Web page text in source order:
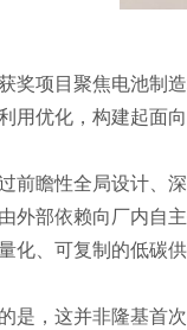
奖项目聚焦电池制
用优化，构建起面
前瞻性全局设计、
外部依赖向厂内自
化、可复制的低碳供
是，这并非隆基首